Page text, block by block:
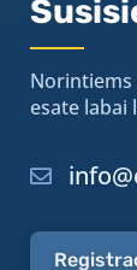
esate labai